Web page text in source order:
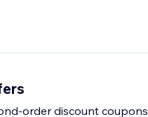
order discount coupons